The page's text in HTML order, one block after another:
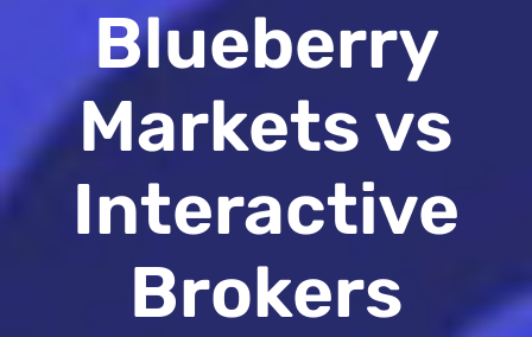
Blueberry
Markets vs
Interactive
Brokers